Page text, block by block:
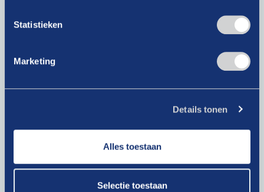
Statistieken
Marketing
Details tonen
Alles toestaan
Selectie toestaan
Bij het klikken op ‘Verzenden’ ga je akkoord met ons